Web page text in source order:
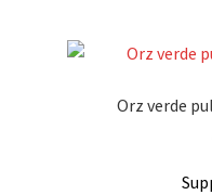
Orz verde